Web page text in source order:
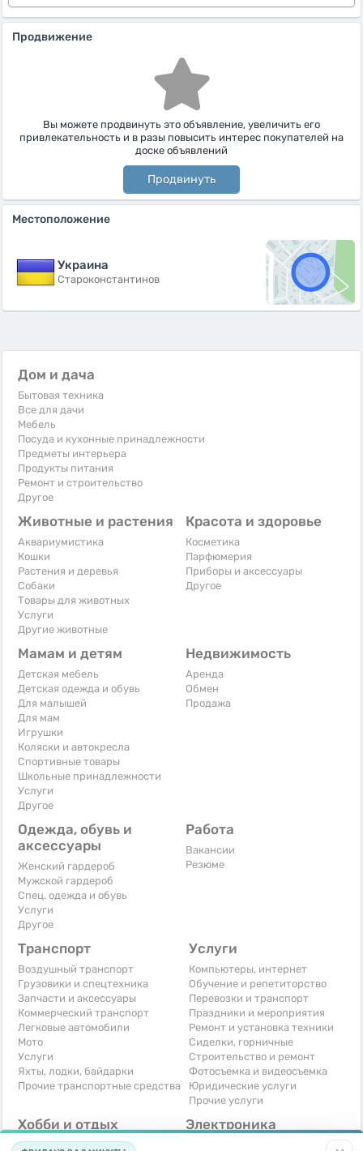
Продвижение
Вы можете продвинуть это объявление, увеличить его
привлекательность и в разы повысить интерес покупателей на
доске объявлений
Продвинуть
Местоположение
Украина
Староконстантинов
Дом и дача
Бытовая техника
Все для дачи
Мебель
Посуда и кухонные принадлежности
Предметы интерьера
Продукты питания
Ремонт и строительство
Другое
Животные и растения
Аквариумистика
Кошки
Растения и деревья
Собаки
Товары для животных
Услуги
Другие животные
Красота и здоровье
Косметика
Парфюмерия
Приборы и аксессуары
Другое
Мамам и детям
Детская мебель
Детская одежда и обувь
Для малышей
Для мам
Игрушки
Коляски и автокресла
Спортивные товары
Школьные принадлежности
Услуги
Другое
Недвижимость
Аренда
Обмен
Продажа
Одежда, обувь и
аксессуары
Женский гардероб
Мужской гардероб
Спец. одежда и обувь
Услуги
Другое
Работа
Вакансии
Резюме
Транспорт
Воздушный транспорт
Грузовики и спецтехника
Запчасти и аксессуары
Коммерческий транспорт
Легковые автомобили
Мото
Услуги
Яхты, лодки, байдарки
Прочие транспортные средства
Услуги
Компьютеры, интернет
Обучение и репетиторство
Перевозки и транспорт
Праздники и мероприятия
Ремонт и установка техники
Сиделки, горничные
Строительство и ремонт
Фотосъемка и видеосъемка
Юридические услуги
Прочие услуги
Хобби и отдых
Книги и журналы
Электроника